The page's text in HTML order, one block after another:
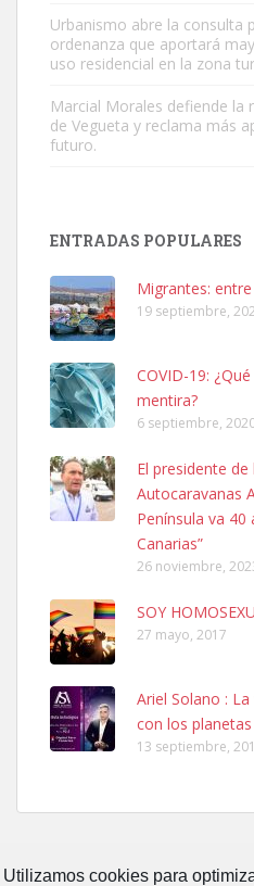
Utilizamos cookies para
Leales.org » Gran Canaria | 9.7.2025
Leales.org » Gran Canaria
SHIBA PERDIDO AVDA JOSE
PERRO MACHO RAZA SHIBA CON
06/07/2025 ZONA MESA Y
Leales.org » Gran Canaria
6.7.2025
Ninfa perdida
El día 5 se los perdió una ninfa
calle, se perdió por la zon...
Urbanismo abre la consulta
ordenanza que aportará
uso residencial en la zona
Marcial Morales defiende la
de Vegueta y reclama más
futuro.
ENTRADAS POPULARES
Migrantes:
19 septiembre,
COVID-19:
mentira?
6 septiembre,
El presidente
Autocaravanas
Península va
Canarias”
26 noviembre,
SOY
27 mayo, 2017
Ariel Solano :
con los planetas
13 septiembre,